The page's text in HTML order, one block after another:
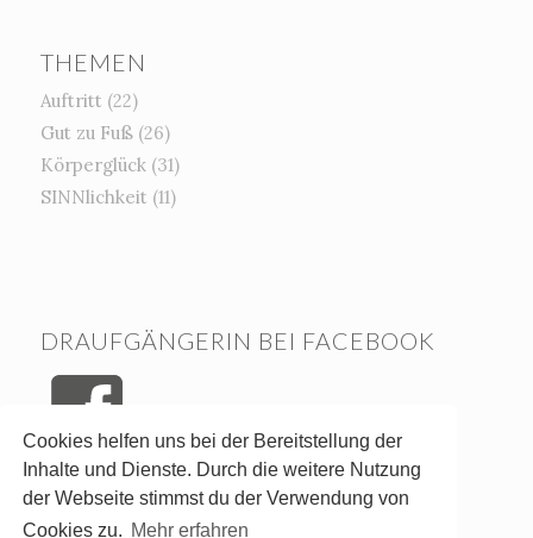
Cookies helfen uns bei der Bereitstellung der
Inhalte und Dienste. Durch die weitere Nutzung
der Webseite stimmst du der Verwendung von
Cookies zu. Mehr erfahren
THEMEN
Auftritt (22)
Gut zu Fuß(26)
Körperglück(31)
SINNlichkeit (11)
DRAUFGÄNGERIN BEI FACEBOOK